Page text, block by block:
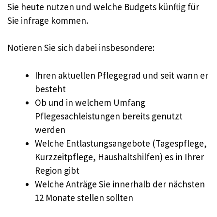
Sie heute nutzen und welche Budgets künftig für
Sie infrage kommen.
Notieren Sie sich dabei insbesondere:
Ihren aktuellen Pflegegrad und seit wann er
besteht
Ob und in welchem Umfang
Pflegesachleistungen bereits genutzt
werden
Welche Entlastungsangebote (Tagespflege,
Kurzzeitpflege, Haushaltshilfen) es in Ihrer
Region gibt
Welche Anträge Sie innerhalb der nächsten
12 Monate stellen sollten